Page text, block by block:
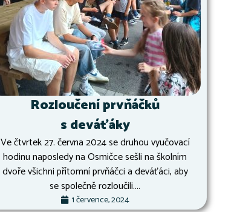
Rozloučení prvňáčků
s deváťáky
Ve čtvrtek 27. června 2024 se druhou vyučovací
hodinu naposledy na Osmičce sešli na školním
dvoře všichni přítomní prvňáčci a deváťáci, aby
se společně rozloučili....
1 července, 2024